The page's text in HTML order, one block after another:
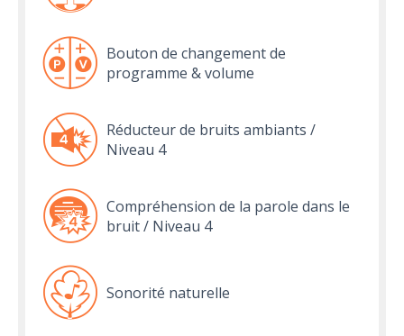
Bouton de changement de
programme & volume
Réducteur de bruits ambiants /
Niveau 4
Compréhension de la parole dans le
bruit / Niveau 4
Sonorité naturelle